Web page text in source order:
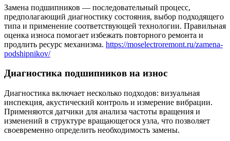
Замена подшипников — последовательный процесс,
предполагающий диагностику состояния, выбор подходящего
типа и применение соответствующей технологии. Правильная
оценка износа помогает избежать повторного ремонта и
продлить ресурс механизма. https://moselectroremont.ru/zamena-
podshipnikov/
Диагностика подшипников на износ
Диагностика включает несколько подходов: визуальная
инспекция, акустический контроль и измерение вибрации.
Применяются датчики для анализа частоты вращения и
изменений в структуре вращающегося узла, что позволяет
своевременно определить необходимость замены.